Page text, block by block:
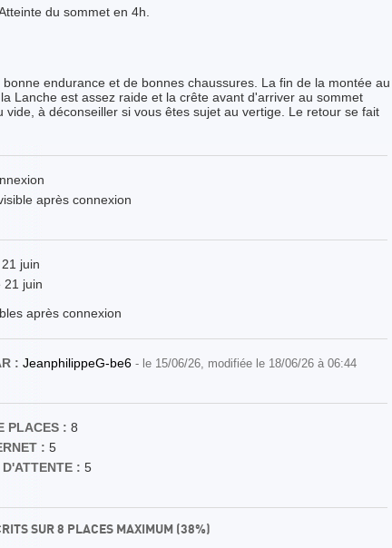
du sommet en 4h.
endurance et de bonnes chaussures. La fin de la montée au
Lanche est assez raide et la crête avant d'arriver au sommet
vide, à déconseiller si vous êtes sujet au vertige. Le retour se fait
après connexion
juin
21 juin
après connexion
: JeanphilippeG-be6 - le 15/06/26, modifiée le 18/06/26 à 06:44
PLACES : 8
: 5
: 5
SUR 8 PLACES MAXIMUM (38%)